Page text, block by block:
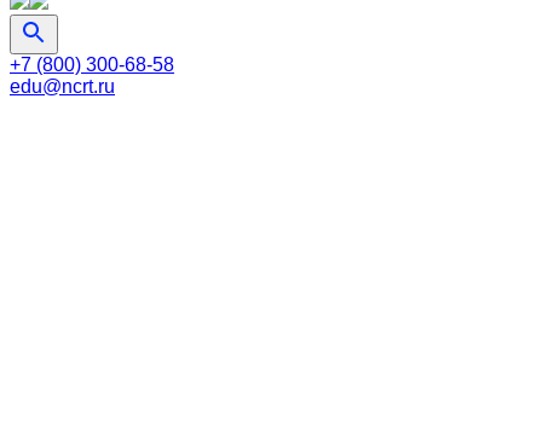
+7 (800) 300-68-58
edu@ncrt.ru